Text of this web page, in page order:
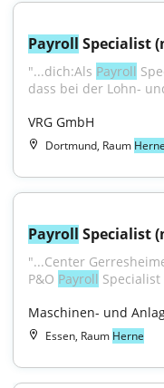
Payroll Specialist
"...dich:Als Payroll
dass bei der Lohn-
VRG GmbH
Dortmund, Raum Herne
Payroll Specialist
"...Center
P&O Payroll
Maschinen- und
Essen, Raum Herne